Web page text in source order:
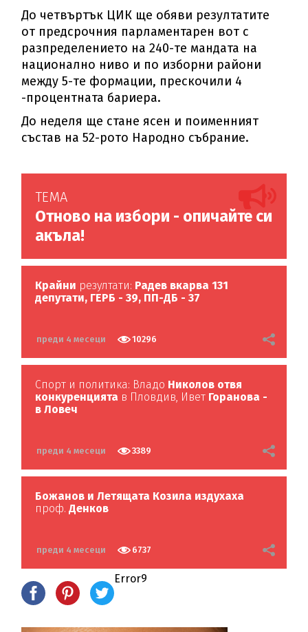
До четвъртък ЦИК ще обяви резултатите
от предсрочния парламентарен вот с
разпределението на 240-те мандата на
национално ниво и по изборни райони
между 5-те формации, прескочили 4
-процентната бариера.
До неделя ще стане ясен и поименният
състав на 52-рото Народно събрание.
ТЕМА
Отново на избори - опичайте си
акъла!
Крайни резултати: Радев вкарва 131
депутати, ГЕРБ - 39, ПП-ДБ - 37
преди 4 месеци 10296
Спорт и политика: Владо Николов отвя
конкуренцията в Пловдив, Ивет Горанова -
в Ловеч
преди 4 месеци 3389
Божанов и Летящата Козила издухаха
проф.Денков
преди 4 месеци 6737
Error9